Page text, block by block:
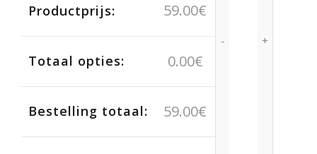
Productprijs: 59.00€
Totaal opties: 0.00€
Bestelling totaal: 59.00€